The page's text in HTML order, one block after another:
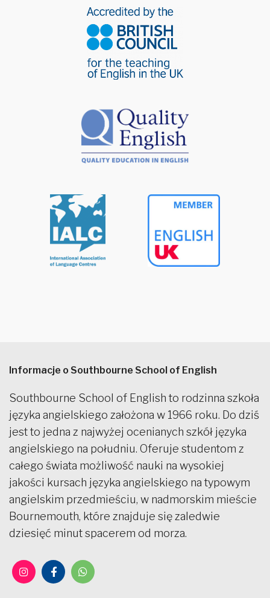
Informacje o Southbourne School of English
Southbourne School of English to rodzinna szkoła
języka angielskiego założona w 1966 roku. Do dziś
jest to jedna z najwyżej ocenianych szkół języka
angielskiego na południu. Oferuje studentom z
całego świata możliwość nauki na wysokiej
jakości kursach języka angielskiego na typowym
angielskim przedmieściu, w nadmorskim mieście
Bournemouth, które znajduje się zaledwie
dziesięć minut spacerem od morza.